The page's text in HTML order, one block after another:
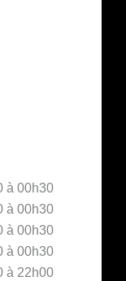
à 00h30
à 00h30
à 00h30
à 00h30
à 22h00